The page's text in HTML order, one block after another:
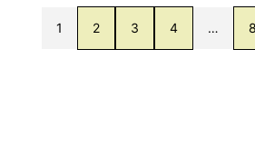
1 2 3 4 …